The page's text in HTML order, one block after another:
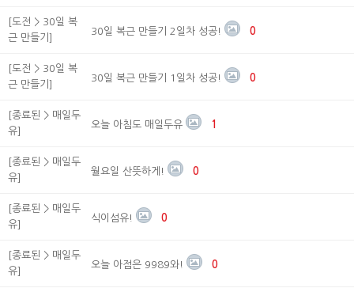
[도전 > 30일 복
근 만들기]
30일 복근 만들기 2일차 성공! 0
[도전 > 30일 복
근 만들기]
30일 복근 만들기 1일차 성공! 0
[종료된 > 매일두
유]
오늘 아침도 매일두유 1
[종료된 > 매일두
유]
월요일 산뜻하게! 0
[종료된 > 매일두
유]
식이섬유! 0
[종료된 > 매일두
유]
오늘 아점은 9989와! 0